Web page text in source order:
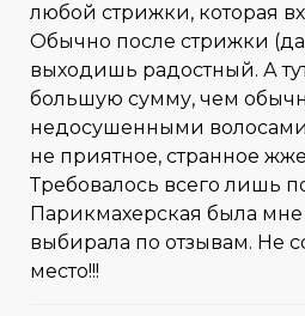
любой стрижки, которая
Обычно после стрижки
выходишь радостный. А
большую сумму, чем
недосушенными
не приятное, странное
Требовалось всего лишь
Парикмахерская была мне
выбирала по отзывам. Не
место!!!